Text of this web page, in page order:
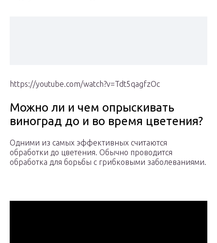
https://youtube.com/watch?v=Tdt5qagfzOc
Можно ли и чем опрыскивать
виноград до и во время цветения?
Одними из самых эффективных считаются
обработки до цветения. Обычно проводится
обработка для борьбы с грибковыми заболеваниями.